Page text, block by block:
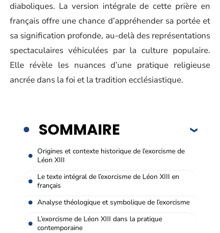
diaboliques. La version intégrale de cette prière en
français offre une chance d’appréhender sa portée et
sa signification profonde, au-delà des représentations
spectaculaires véhiculées par la culture populaire.
Elle révèle les nuances d’une pratique religieuse
ancrée dans la foi et la tradition ecclésiastique.
SOMMAIRE
Origines et contexte historique de l’exorcisme de
Léon XIII
Le texte intégral de l’exorcisme de Léon XIII en
français
Analyse théologique et symbolique de l’exorcisme
L’exorcisme de Léon XIII dans la pratique
contemporaine